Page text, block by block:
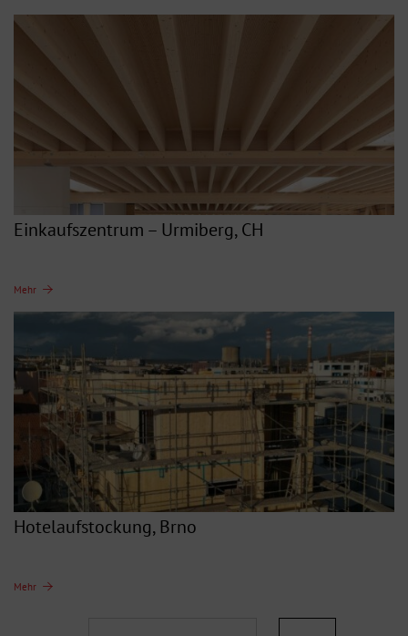
Einkaufszentrum – Urmiberg, CH
Mehr
Hotelaufstockung, Brno
Mehr